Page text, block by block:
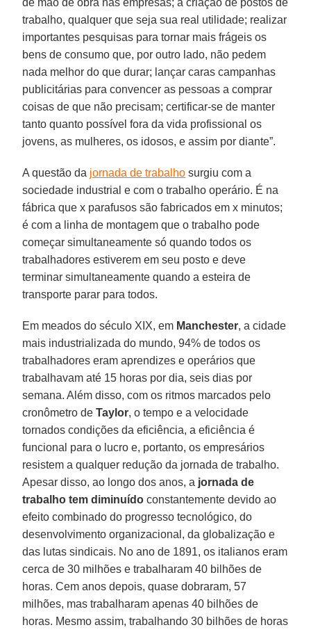
de mão de obra nas empresas; a criação de postos de
trabalho, qualquer que seja sua real utilidade; realizar
importantes pesquisas para tornar mais frágeis os
bens de consumo que, por outro lado, não pedem
nada melhor do que durar; lançar caras campanhas
publicitárias para convencer as pessoas a comprar
coisas de que não precisam; certificar-se de manter
tanto quanto possível fora da vida profissional os
jovens, as mulheres, os idosos, e assim por diante”.
A questão da jornada de trabalho surgiu com a
sociedade industrial e com o trabalho operário. É na
fábrica que x parafusos são fabricados em x minutos;
é com a linha de montagem que o trabalho pode
começar simultaneamente só quando todos os
trabalhadores estiverem em seu posto e deve
terminar simultaneamente quando a esteira de
transporte parar para todos.
Em meados do século XIX, em Manchester, a cidade
mais industrializada do mundo, 94% de todos os
trabalhadores eram aprendizes e operários que
trabalhavam até 15 horas por dia, seis dias por
semana. Além disso, com os ritmos marcados pelo
cronômetro deTaylor, o tempo e a velocidade
tornados condições da eficiência, a eficiência é
funcional para o lucro e, portanto, os empresários
resistem a qualquer redução da jornada de trabalho.
Apesar disso, ao longo dos anos, a jornada de
trabalho tem diminuído constantemente devido ao
efeito combinado do progresso tecnológico, do
desenvolvimento organizacional, da globalização e
das lutas sindicais. No ano de 1891, os italianos eram
cerca de 30 milhões e trabalharam 40 bilhões de
horas. Cem anos depois, quase dobraram, 57
milhões, mas trabalharam apenas 40 bilhões de
horas. Mesmo assim, trabalhando 30 bilhões de horas